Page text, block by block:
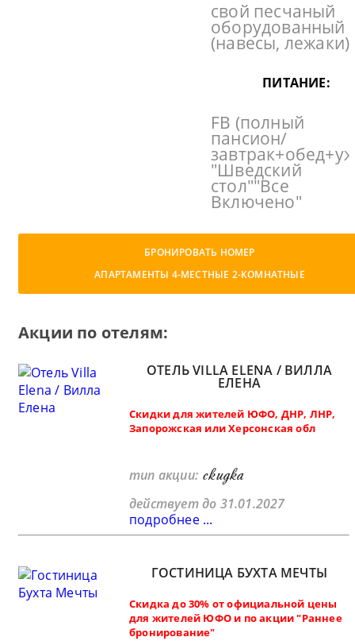
свой песчаный
оборудованный
(навесы, лежаки)
ПИТАНИЕ:
FB (полный
пансион/
"Шведский
стол""Все
Включено"
БРОНИРОВАТЬ НОМЕР
АПАРТАМЕНТЫ 4-МЕСТНЫЕ 2-КОМНАТНЫЕ
Акции по отелям:
ОТЕЛЬ VILLA ELENA / ВИЛЛА
ЕЛЕНА
Скидки для жителей ЮФО, ДНР, ЛНР,
Запорожская или Херсонская обл
тип акции: скидка
действует до 31.01.2027
подробнее ...
ГОСТИНИЦА БУХТА МЕЧТЫ
Скидка до 30% от официальной цены
для жителей ЮФО и по акции "Раннее
бронирование"